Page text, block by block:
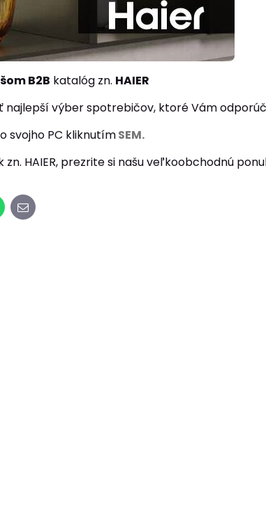
B2B katalóg zn. HAIER
výber spotrebičov, ktoré Vám
svojho PC kliknutímSEM.
HAIER, prezrite si našu veľkoobchodnú
E-
mail